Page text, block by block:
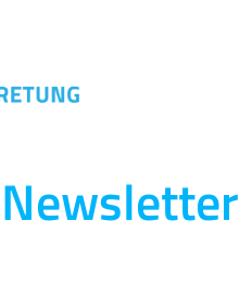
Newsletter